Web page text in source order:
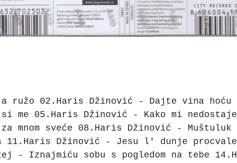
ružo 02.Haris Džinović - Dajte vina hoću
me 05.Haris Džinović - Kako mi
mnom sveće 08.Haris Džinović - Muštuluk
Džinović - Jesu l' dunje
- Iznajmiću sobu s pogledom na tebe